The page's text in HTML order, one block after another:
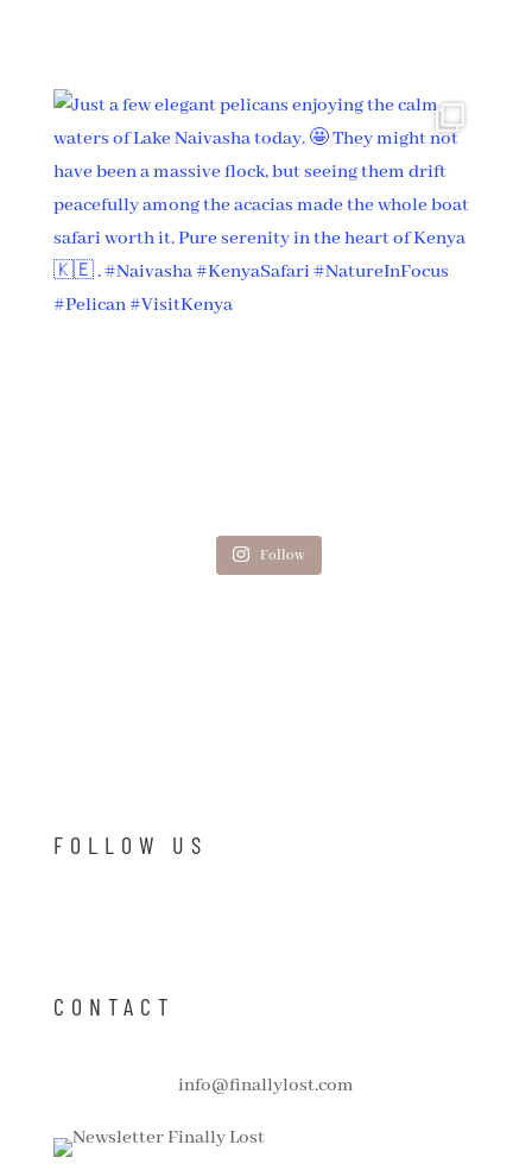
Follow
FOLLOW US
CONTACT
info@finallylost.com